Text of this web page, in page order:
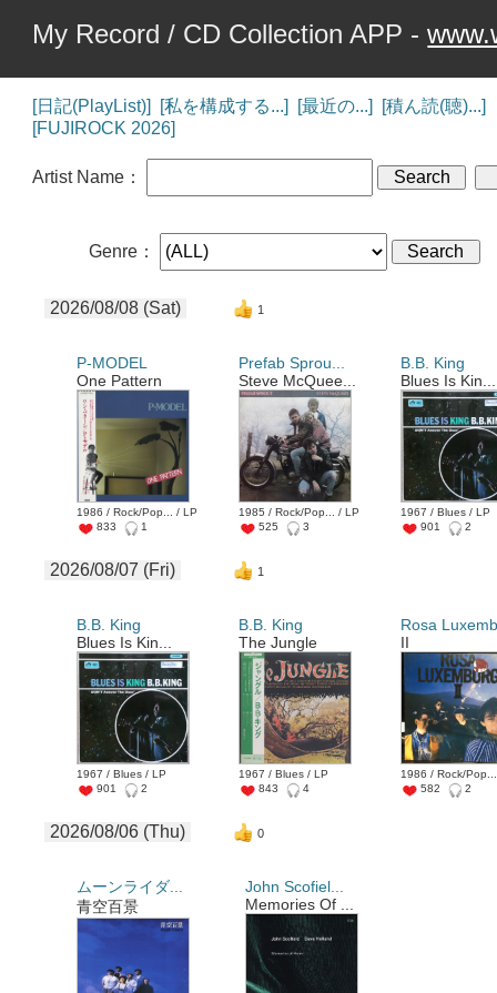
My Record / CD Collection APP -
[日記(PlayList)] [私を構成する...] [最近の...]
[積ん読(聴)...]
[FUJIROCK 2026]
Artist Name：
Genre：
2026/08/08 (Sat) 1
P-MODEL
One Pattern
1986 / Rock/Pop... / LP
833
1
Prefab Sprou...
Steve McQuee...
1985 / Rock/Pop... / LP
525
3
B.B. King
Blues Is Kin...
1967 / Blues / LP
901
2
2026/08/07 (Fri) 1
B.B. King
Blues Is Kin...
1967 / Blues / LP
901
2
B.B. King
The Jungle
1967 / Blues / LP
843
4
Rosa
II
1986 / Rock/
582
2
2026/08/06 (Thu) 0
ムーンライダ...
青空百景
John Scofiel...
Memories Of ...